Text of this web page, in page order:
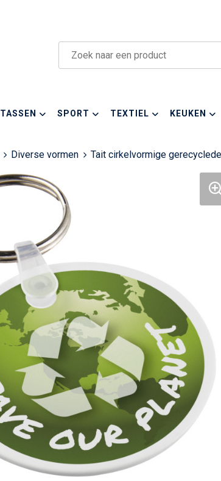
TASSEN SPORT TEXTIEL KEUKEN
Diverse vormen Tait cirkelvormige